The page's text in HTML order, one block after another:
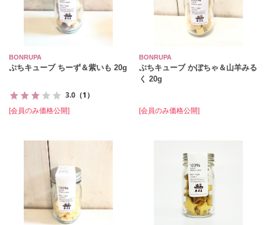
BONRUPA
ぷちキューブ ちーず＆紫いも 20g
3.0 （1）
[会員のみ価格公開]
BONRUPA
ぷちキューブ かぼちゃ＆山羊みる
く 20g
[会員のみ価格公開]